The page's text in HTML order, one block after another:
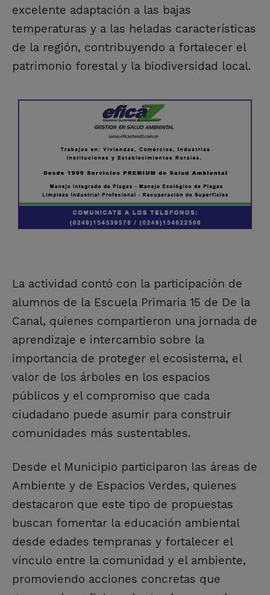
excelente adaptación a las bajas
temperaturas y a las heladas características
de la región, contribuyendo a fortalecer el
patrimonio forestal y la biodiversidad local.
La actividad contó con la participación de
alumnos de la Escuela Primaria 15 de De la
Canal, quienes compartieron una jornada de
aprendizaje e intercambio sobre la
importancia de proteger el ecosistema, el
valor de los árboles en los espacios
públicos y el compromiso que cada
ciudadano puede asumir para construir
comunidades más sustentables.
Desde el Municipio participaron las áreas de
Ambiente y de Espacios Verdes, quienes
destacaron que este tipo de propuestas
buscan fomentar la educación ambiental
desde edades tempranas y fortalecer el
vínculo entre la comunidad y el ambiente,
promoviendo acciones concretas que